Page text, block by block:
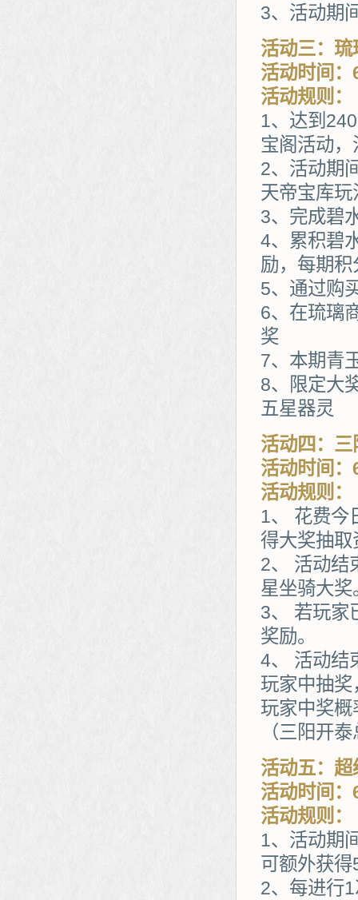
3、活动期
活动三：琉
活动时间
活动规则：
1、达到
宝阁活动
2、活动期
天帝宝库
3、完成碧
4、累积碧
励，每期
5、通过购
6、在琉璃
奖
7、本期青
8、限定大
五星器灵
活动四：三
活动时间
活动规则：
1、 花费今
得大奖抽取
2、 活动结
星坐骑大奖
3、 若玩家
奖励。
4、 活动结
玩家中抽
玩家中奖概
（三阳开
活动五：超
活动时间
活动规则：
1、活动期
可额外获得
2、每进行